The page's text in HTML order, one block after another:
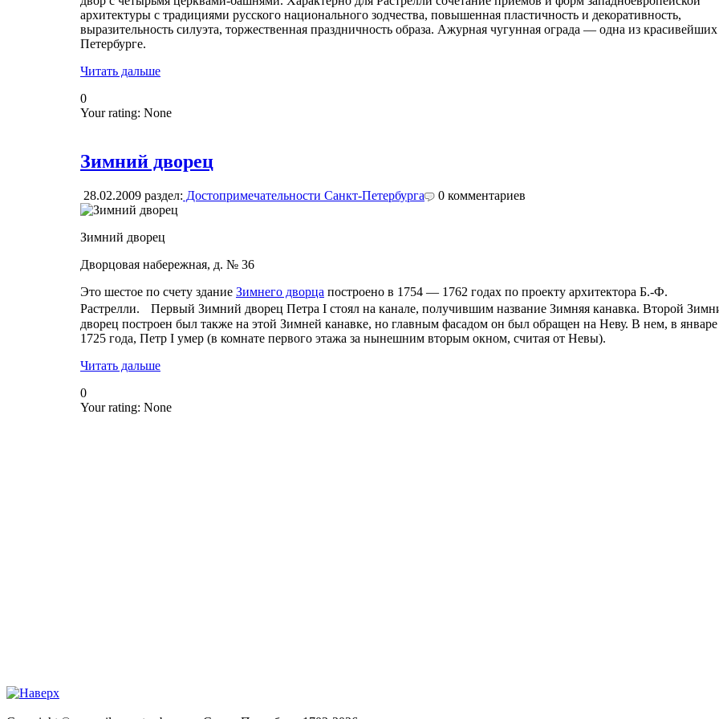
архитектуры с традициями русского национального зодчества, повышенная пластичность и декоративность,
выразительность силуэта, торжественная праздничность образа. Ажурная чугунная ограда — одна из
Петербурге.
Читать дальше
0
Your rating: None
Зимний дворец
28.02.2009 раздел: Достопримечательности Санкт-Петербурга 0 комментариев
Зимний дворец
Дворцовая набережная, д. № 36
Это шестое по счету здание Зимнего дворца построено в 1754 — 1762 годах по проекту архитектора Б.-Ф.
Растрелли. Первый Зимний дворец Петра I стоял на канале, получившим название Зимняя канавка. Второй
дворец построен был также на этой Зимней канавке, но главным фасадом он был обращен на Неву. В нем, в январе
1725 года, Петр I умер (в комнате первого этажа за нынешним вторым окном, считая от Невы).
Читать дальше
0
Your rating: None